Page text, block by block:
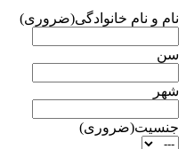
نام و نام خانوادگی(ضروری)
سن
شهر
جنسیت(ضروری)